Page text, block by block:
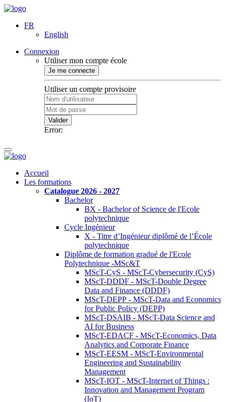
FR
English
Connexion
Utiliser mon compte école
Je me connecte
Utiliser un compte provisoire
Valider
Error:
Accueil
Les formations
Catalogue 2026 - 2027
Bachelor
BX - Bachelor of Science de l'Ecole
polytechnique
Cycle Ingénieur
X - Titre d’Ingénieur diplômé de l’École
polytechnique
Diplôme de formation gradué de l'Ecole
Polytechnique -MSc&T
MScT-CyS - MScT-Cybersecurity (CyS)
MScT-DDDF - MScT-Double Degree
Data and Finance (DDDF)
MScT-DEPP - MScT-Data and Economics
for Public Policy (DEPP)
MScT-DSAIB - MScT-Data Science and
AI for Business
MScT-EDACF - MScT-Economics, Data
Analytics and Corporate Finance
MScT-EESM - MScT-Environmental
Engineering and Sustainability
Management
MScT-IOT - MScT-Internet of Things :
Innovation and Management Program
(IoT)